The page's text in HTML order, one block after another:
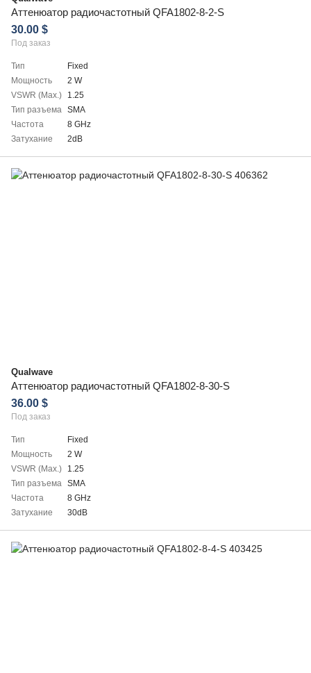
Аттенюатор радиочастотный QFA1802-8-2-S
30.00 $
Под заказ
Тип
Fixed
Мощность
2 W
VSWR (Max.)
1.25
Тип разъема SMA
Частота
8 GHz
Затухание
2dB
Qualwave
Аттенюатор радиочастотный QFA1802-8-30-S
36.00 $
Под заказ
Тип
Fixed
Мощность
2 W
VSWR (Max.)
1.25
Тип разъема SMA
Частота
8 GHz
Затухание
30dB